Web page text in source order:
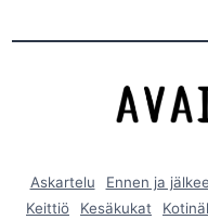
Askartelu Ennen ja
Keittiö
Kesäkukat